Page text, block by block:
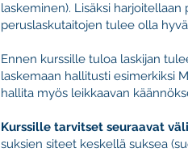
laskeminen). Lisäksi
peruslaskutaitojen tulee olla
Ennen kurssille tuloa laskijan
laskemaan hallitusti esimerkiksi
hallita myös leikkaavan
Kurssille tarvitset seuraavat
suksien siteet keskellä suksea